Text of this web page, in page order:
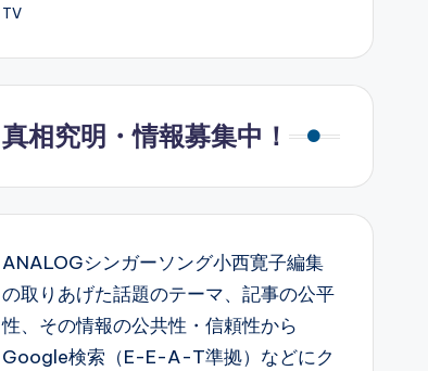
TV
真相究明・情報募集中！
ANALOGシンガーソング小西寛子編集
の取りあげた話題のテーマ、記事の公平
性、その情報の公共性・信頼性から
Google検索（E-E-A-T準拠）などにク